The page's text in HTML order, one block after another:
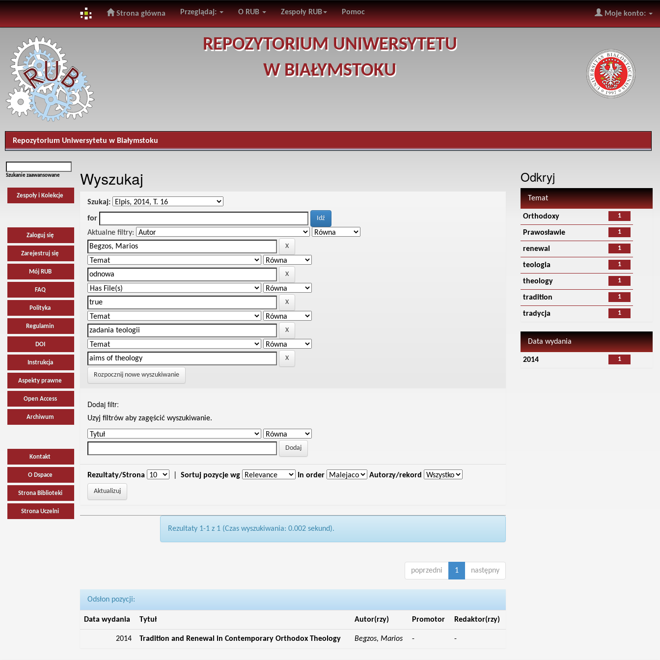
navigation
Strona główna Przeglądaj: O RUB Zespoły RUB Pomoc Moje konto:
REPOZYTORIUM UNIWERSYTETU
W BIAŁYMSTOKU
Repozytorium Uniwersytetu w Białymstoku
Szukanie zaawansowane
Zespoły i Kolekcje
Zaloguj się
Zarejestruj się
Mój RUB
FAQ
Polityka
Regulamin
DOI
Instrukcja
Aspekty prawne
Open Access
Archiwum
Kontakt
O Dspace
Strona Biblioteki
Strona Uczelni
Wyszukaj
Szukaj:
for
Aktualne filtry:
Rozpocznij nowe wyszukiwanie
Dodaj filtr:
Uzyj filtrów aby zagęścić wyszukiwanie.
Rezultaty/Strona Sortuj pozycje wg In order Autorzy/rekord
Rezultaty 1-1 z 1 (Czas wyszukiwania: 0.002 sekund).
poprzedni 1 następny
Odsłon pozycji:
Data wydania Tytuł Autor(rzy) Promotor Redaktor(rzy)
2014 Tradition and Renewal in Contemporary Orthodox Theology Begzos, Marios - -
Odkryj
Temat
1
Orthodoxy
1
Prawosławie
1
renewal
1
teologia
1
theology
1
tradition
1
tradycja
Data wydania
1
2014